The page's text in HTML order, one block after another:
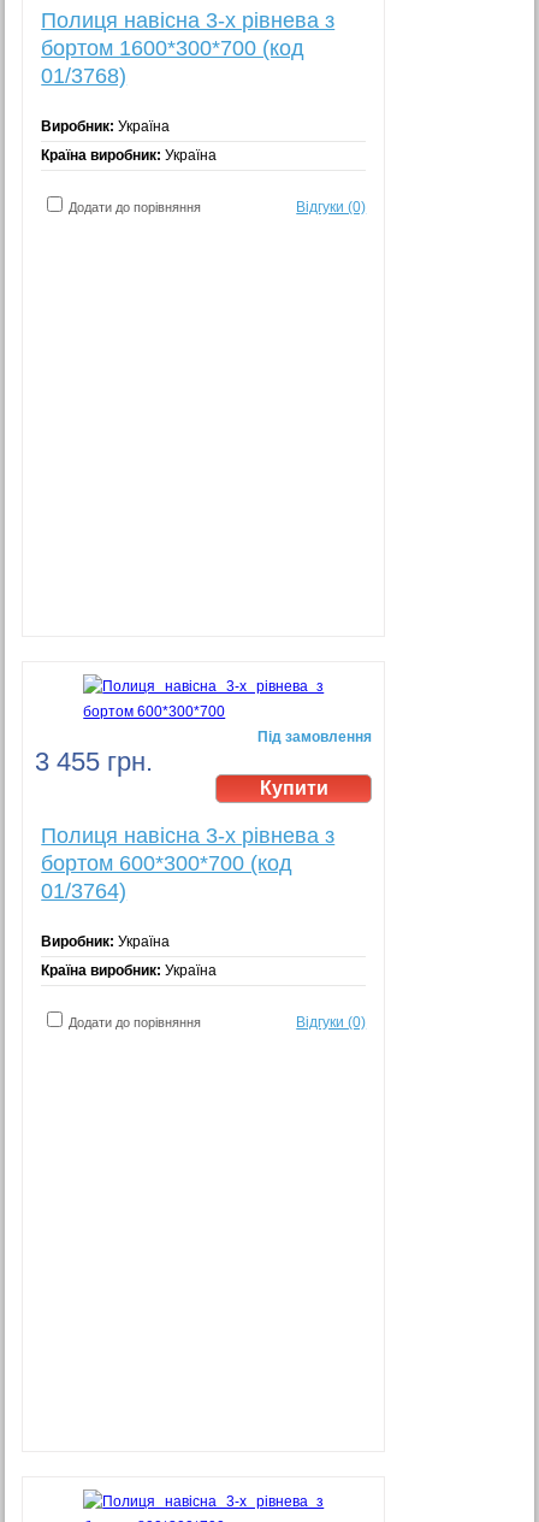
Полиця навісна 3-х рівнева з
бортом 1600*300*700 (код
01/3768)
Виробник: Україна
Країна виробник: Україна
Додати до порівняння Відгуки (0)
3 455 грн.
Під замовлення
Полиця навісна 3-х рівнева з
бортом 600*300*700 (код
01/3764)
Виробник: Україна
Країна виробник: Україна
Додати до порівняння Відгуки (0)